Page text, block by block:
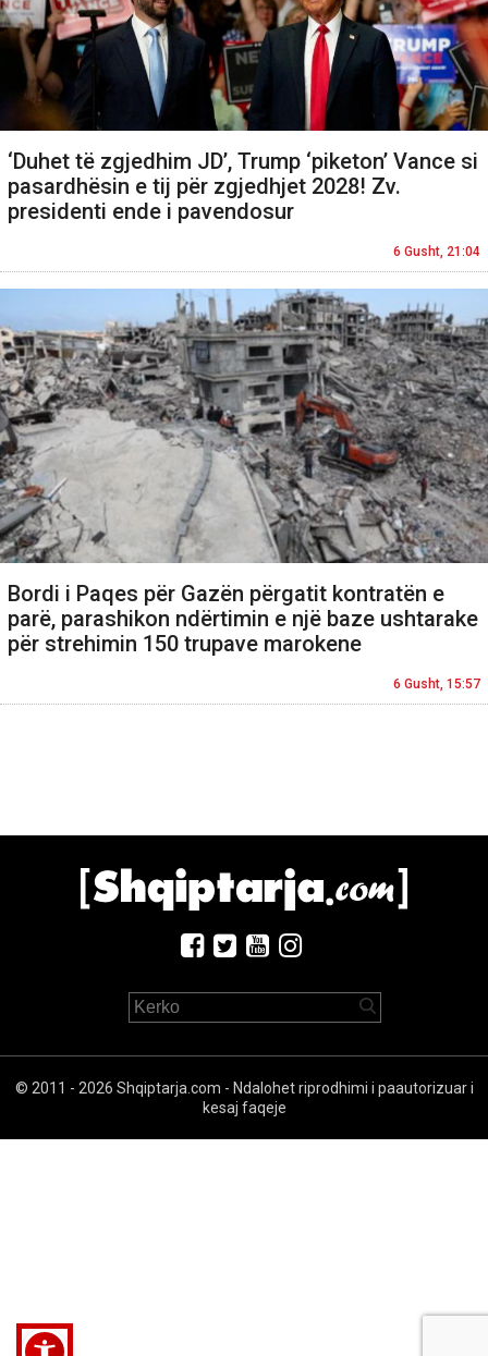
‘Duhet të zgjedhim JD’, Trump ‘piketon’ Vance si
pasardhësin e tij për zgjedhjet 2028! Zv.
presidenti ende i pavendosur
6 Gusht, 21:04
Bordi i Paqes për Gazën përgatit kontratën e
parë, parashikon ndërtimin e një baze ushtarake
për strehimin 150 trupave marokene
6 Gusht, 15:57
© 2011 - 2026 Shqiptarja.com - Ndalohet riprodhimi i paautorizuar i
kesaj faqeje